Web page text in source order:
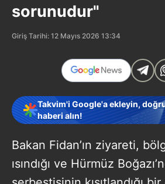
sorunudur"
Giriş Tarihi: 12 Mayıs 2026 13:34
Takvim'i Google'a ekleyin,
haberi alın!
Bakan Fidan’ın ziyareti,
ısındığı ve Hürmüz